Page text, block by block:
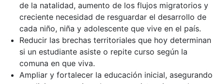
de la natalidad, aumento de los flujos migratorios y
creciente necesidad de resguardar el desarrollo de
cada niño, niña y adolescente que vive en el país.
Reducir las brechas territoriales que hoy determinan
si un estudiante asiste o repite curso según la
comuna en que viva.
Ampliar y fortalecer la educación inicial, asegurando